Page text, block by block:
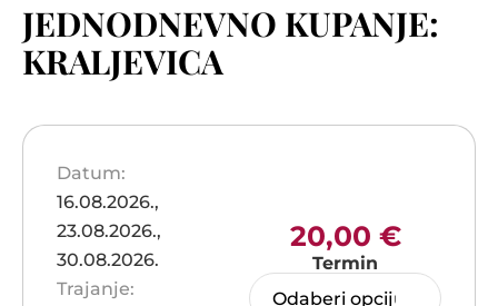
JEDNODNEVNO KUPANJE:
KRALJEVICA
Datum:
16.08.2026.,
23.08.2026.,
30.08.2026.
Trajanje:
20,00 €
Termin